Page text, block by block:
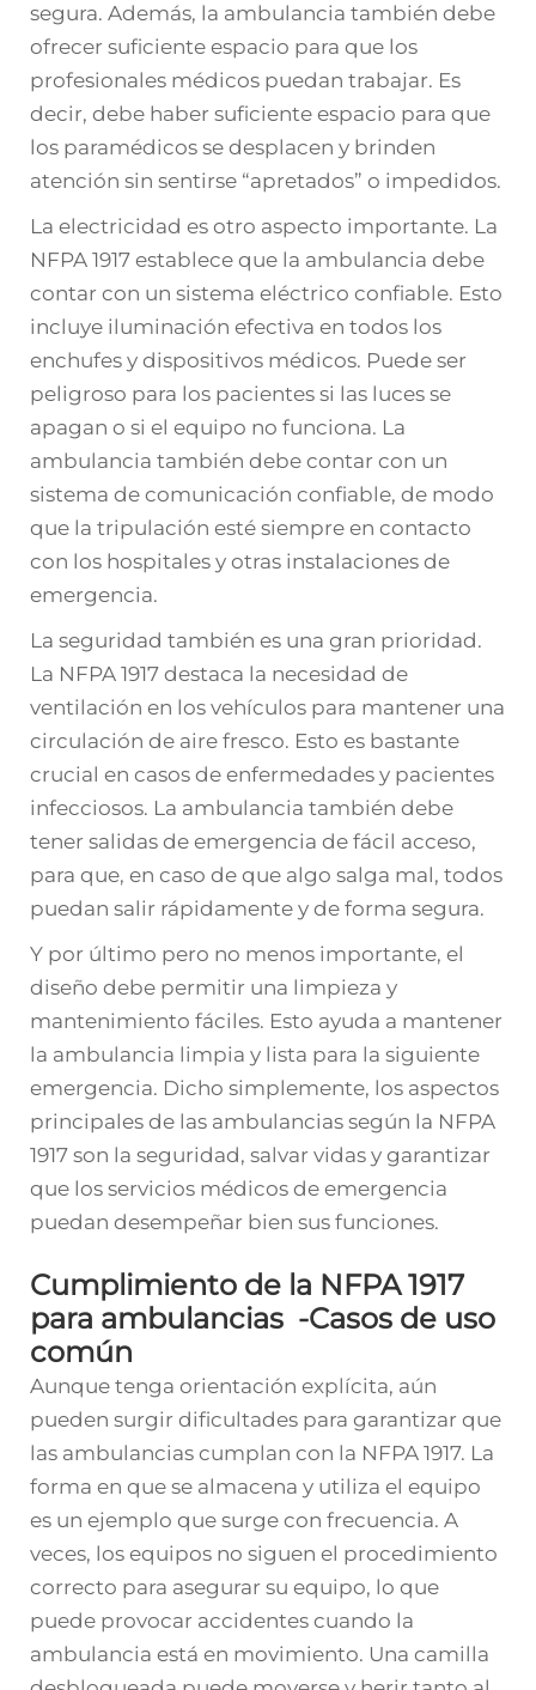
segura. Además, la ambulancia también debe
ofrecer suficiente espacio para que los
profesionales médicos puedan trabajar. Es
decir, debe haber suficiente espacio para que
los paramédicos se desplacen y brinden
atención sin sentirse “apretados” o impedidos.
La electricidad es otro aspecto importante. La
NFPA 1917 establece que la ambulancia debe
contar con un sistema eléctrico confiable. Esto
incluye iluminación efectiva en todos los
enchufes y dispositivos médicos. Puede ser
peligroso para los pacientes si las luces se
apagan o si el equipo no funciona. La
ambulancia también debe contar con un
sistema de comunicación confiable, de modo
que la tripulación esté siempre en contacto
con los hospitales y otras instalaciones de
emergencia.
La seguridad también es una gran prioridad.
La NFPA 1917 destaca la necesidad de
ventilación en los vehículos para mantener una
circulación de aire fresco. Esto es bastante
crucial en casos de enfermedades y pacientes
infecciosos. La ambulancia también debe
tener salidas de emergencia de fácil acceso,
para que, en caso de que algo salga mal, todos
puedan salir rápidamente y de forma segura.
Y por último pero no menos importante, el
diseño debe permitir una limpieza y
mantenimiento fáciles. Esto ayuda a mantener
la ambulancia limpia y lista para la siguiente
emergencia. Dicho simplemente, los aspectos
principales de las ambulancias según la NFPA
1917 son la seguridad, salvar vidas y garantizar
que los servicios médicos de emergencia
puedan desempeñar bien sus funciones.
Cumplimiento de la NFPA 1917
para ambulancias -Casos de uso
común
Aunque tenga orientación explícita, aún
pueden surgir dificultades para garantizar que
las ambulancias cumplan con la NFPA 1917. La
forma en que se almacena y utiliza el equipo
es un ejemplo que surge con frecuencia. A
veces, los equipos no siguen el procedimiento
correcto para asegurar su equipo, lo que
puede provocar accidentes cuando la
ambulancia está en movimiento. Una camilla